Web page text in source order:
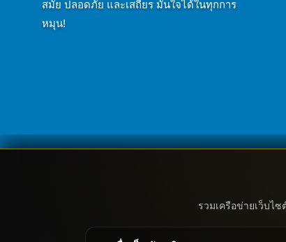
สมัย ปลอดภัย และเสถียร มั่นใจได้ในทุกการ
หมุน!
รวมเครือข่ายเว็บไ